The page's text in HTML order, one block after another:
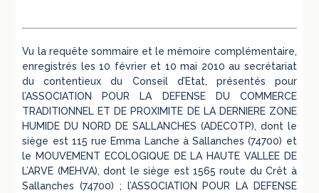
Vu la requête sommaire et le mémoire complémentaire,
enregistrés les 10 février et 10 mai 2010 au secrétariat
du contentieux du Conseil d’Etat, présentés pour
l’ASSOCIATION POUR LA DEFENSE DU COMMERCE
TRADITIONNEL ET DE PROXIMITE DE LA DERNIERE ZONE
HUMIDE DU NORD DE SALLANCHES (ADECOTP), dont le
siège est 115 rue Emma Lanche à Sallanches (74700) et
le MOUVEMENT ECOLOGIQUE DE LA HAUTE VALLEE DE
L’ARVE (MEHVA), dont le siège est 1565 route du Crêt à
Sallanches (74700) ; l’ASSOCIATION POUR LA DEFENSE